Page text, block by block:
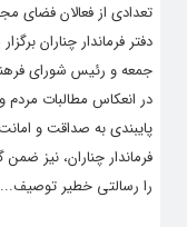
تعدادی از فعالان فضای
دفتر فرماندار چناران
جمعه و رئیس شورای
در انعکاس مطالبات مردم
پایبندی به صداقت و
فرماندار چناران، نیز
را رسالتی خطیر توصیف...